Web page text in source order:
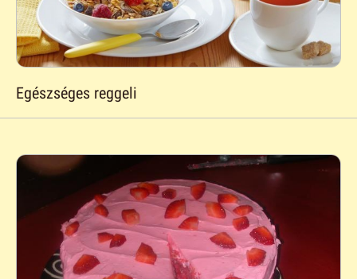
Egészséges reggeli